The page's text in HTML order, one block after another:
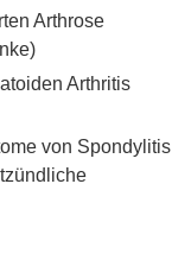
Arthrose
Arthritis
von Spondylitis